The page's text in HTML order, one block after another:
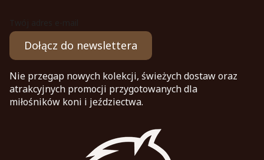
Dołącz do newslettera
Nie przegap nowych kolekcji, świeżych dostaw oraz
atrakcyjnych promocji przygotowanych dla
miłośników koni i jeździectwa.